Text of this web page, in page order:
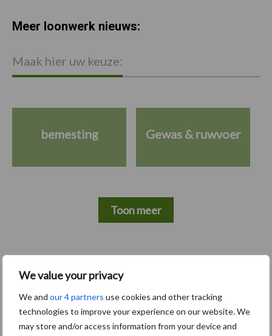
We value your privacy
We and our 4 partners use cookies and other tracking
technologies to improve your experience on our website. We
may store and/or access information from your device and
Recent nieuws
6 aug
"Hoge verwachtingen van schijven
voor kouters"
Meer loonwerk nieuws:
Maak hier uw keuze:
bemesting Gewas & ruwvoer
Toon meer